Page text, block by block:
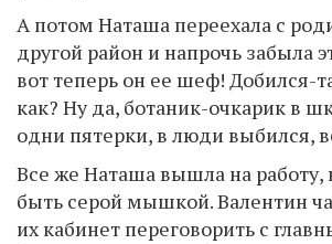
А потом Наташа переехала с
другой район и напрочь забыла
вот теперь он ее шеф! Добился-
как? Ну да, ботаник-очкарик в
одни пятерки, в люди выбился,
Все же Наташа вышла на работу,
быть серой мышкой. Валентин
их кабинет переговорить с